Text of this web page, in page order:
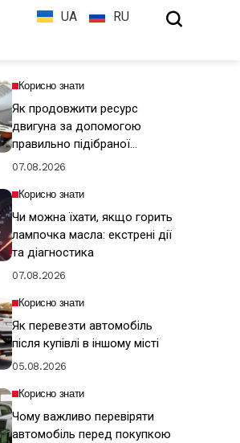
UA RU
Корисно знати
Як продовжити ресурс
двигуна за допомогою
правильно підібраної
моторної оливи
07.08.2026
Корисно знати
Чи можна їхати, якщо горить
лампочка масла: екстрені дії
та діагностика
07.08.2026
Корисно знати
Як перевезти автомобіль
після купівлі в іншому місті
05.08.2026
Корисно знати
Чому важливо перевіряти
автомобіль перед покупкою